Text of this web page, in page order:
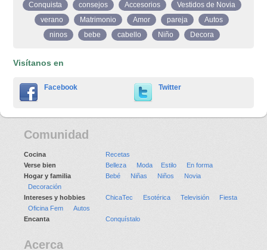
Conquista
consejos Accesorios
Vestidos de Novia
verano
Matrimonio Amor pareja
Autos
ninos
bebe cabello Niño Decora
Visítanos en
Facebook Twitter
Comunidad
Cocina
Recetas
Verse bien
Belleza Moda Estilo
En forma
Hogar y familia
Bebé Niñas Niños
Novia
Decoración
Intereses y hobbies
ChicaTec Esotérica Televisión
Fiesta
Oficina Fem
Autos
Encanta
Conquístalo
Acerca